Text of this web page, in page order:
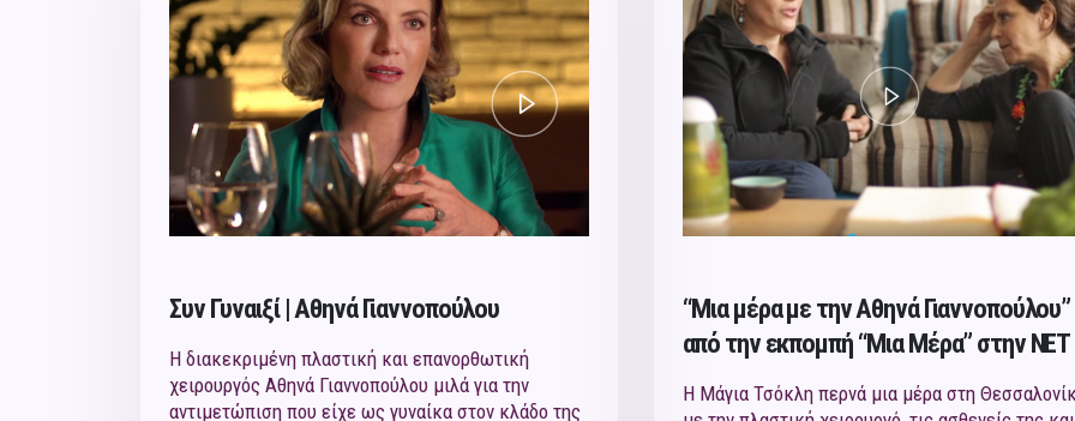
Συν Γυναιξί | Αθηνά Γιαννοπούλου
Η διακεκριμένη πλαστική και επανορθωτική
χειρουργός Αθηνά Γιαννοπούλου μιλά για την
αντιμετώπιση που είχε ως γυναίκα στον κλάδο της
“Μια μέρα με την Αθηνά Γιαννοπούλου”
από την εκπομπή “Μια Μέρα” στην ΝΕΤ
Η Μάγια Τσόκλη περνά μια μέρα στη